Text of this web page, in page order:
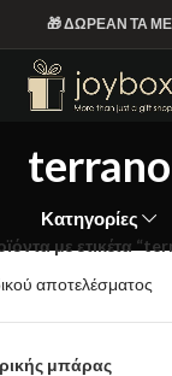
🎁 ΔΩΡΕΑΝ ΤΑ
terrano
Κατηγορίες
με ετικέτα
αποτελέσματος
μπάρας